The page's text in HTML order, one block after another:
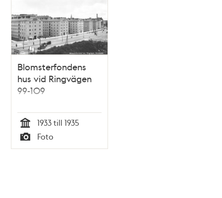
Blomsterfondens
hus vid Ringvägen
99-109
Tid
1933 till 1935
Typ
Foto